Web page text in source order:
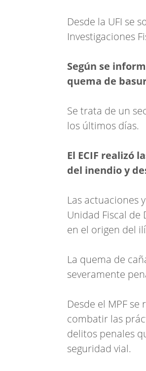
Desde la UFI se
Investigaciones
Según se
quema de
Se trata de un
los últimos días.
El ECIF realizó
del inendio y
Las actuaciones
Unidad Fiscal
en el origen del
La quema de
severamente
Desde el MPF
combatir las
delitos penales
seguridad vial.